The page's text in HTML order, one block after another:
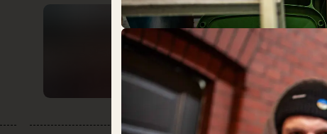
MANI IN
PASTA
DO:10:00 – 22:00
Gastronomie
Speisekammer